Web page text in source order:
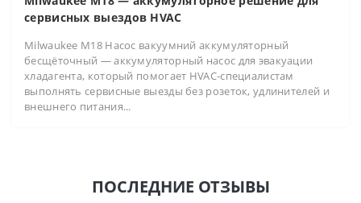
сервисных выездов HVAC
Milwaukee M18 Насос вакуумний аккумуляторный
бесщёточный — аккумуляторный насос для эвакуации
хладагента, который помогает HVAC-специалистам
выполнять сервисные выезды без розеток, удлинителей и
внешнего питания...
ПОСЛЕДНИЕ ОТЗЫВЫ